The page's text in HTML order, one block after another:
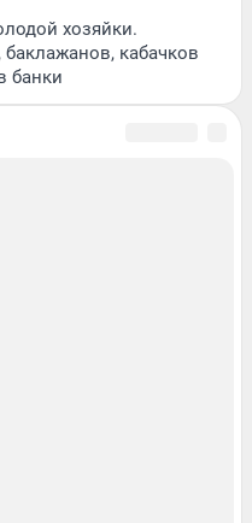
хозяйки.
кабачков
банки